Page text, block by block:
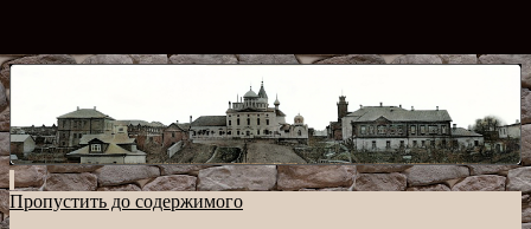
Пропустить до содержимого